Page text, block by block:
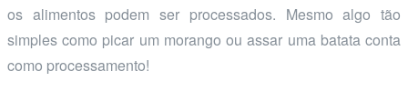
os alimentos podem ser processados. Mesmo algo tão
simples como picar um morango ou assar uma batata conta
como processamento!